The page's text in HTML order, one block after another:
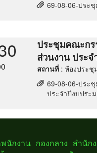
69-08-06-ประ
ประชุมคณะกร
ส่วนงาน ประ
สถานที่ : ห้องประ
69-08-06-ประ
ประจำปีงบประ
พนักงาน กองกลาง สำนัก